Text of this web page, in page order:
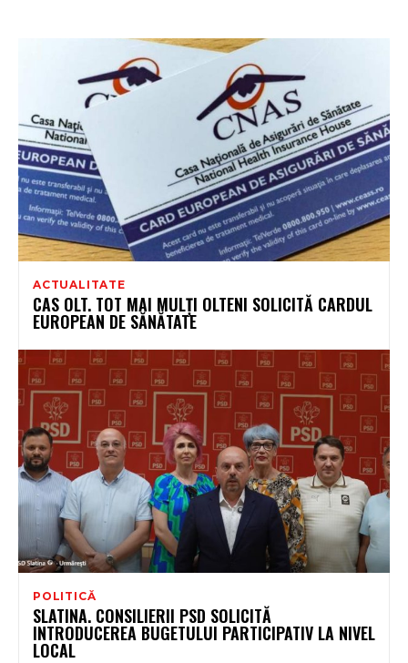
ACTUALITATE
CAS OLT. TOT MAI MULȚI OLTENI SOLICITĂ CARDUL
EUROPEAN DE SĂNĂTATE
POLITICĂ
SLATINA. CONSILIERII PSD SOLICITĂ
INTRODUCEREA BUGETULUI PARTICIPATIV LA NIVEL
LOCAL